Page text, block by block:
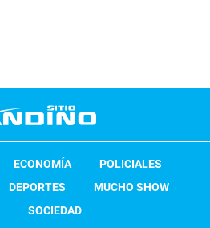
ECONOMÍA
POLICIALES
DEPORTES
MUCHO SHOW
SOCIEDAD